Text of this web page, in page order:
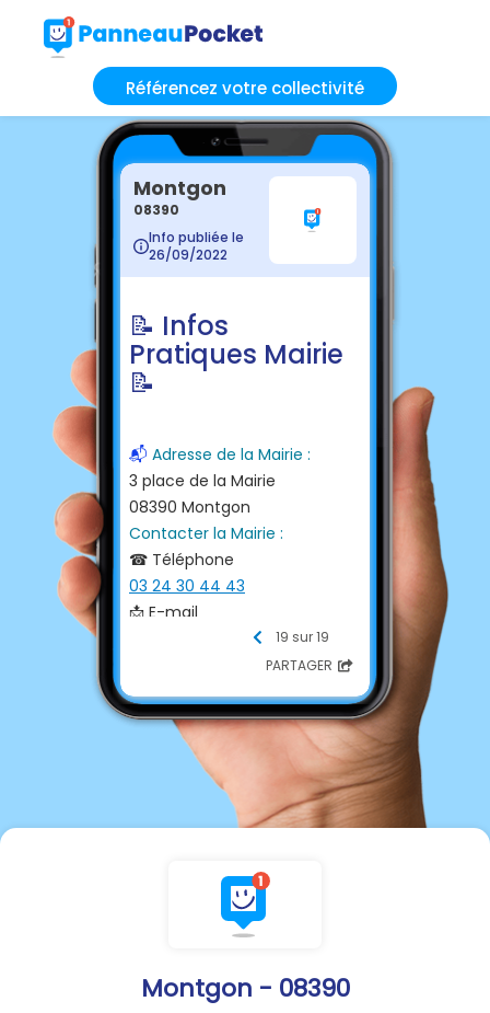
Référencez votre collectivité
Montgon - 08390
Montgon
08390
Info publiée le
26/09/2022
📝 Infos
Pratiques Mairie
📝
📬 Adresse de la Mairie :
3 place de la Mairie
08390 Montgon
Contacter la Mairie :
☎ Téléphone
03 24 30 44 43
📩 E-mail
mairiemontgon08@wanadoo.
💻 Site internet
http://www.commune-
montgon08.com
19 sur 19
PARTAGER